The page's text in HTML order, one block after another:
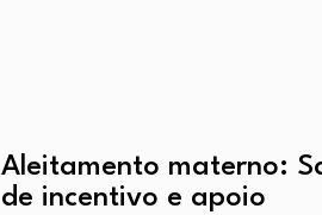
Aleitamento materno:
de incentivo e apoio